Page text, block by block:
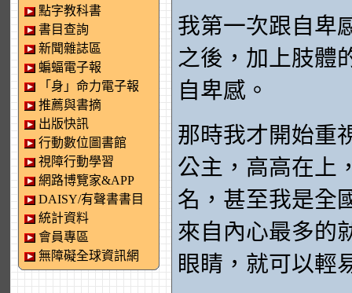
點字教科書
書目查詢
新聞雜誌區
蝙蝠電子報
「身」命力電子報
推薦與書摘
出版快訊
行動數位圖書館
視障行動學習
網路博覽家&APP
DAISY/有聲書書目
統計資料
會員專區
無障礙全球資訊網
我第一次跟自卑
之後，加上肢體
自卑感。
那時我才開始重
公主，高高在上
名，甚至我是全
來自內心最多的
眼睛，就可以輕